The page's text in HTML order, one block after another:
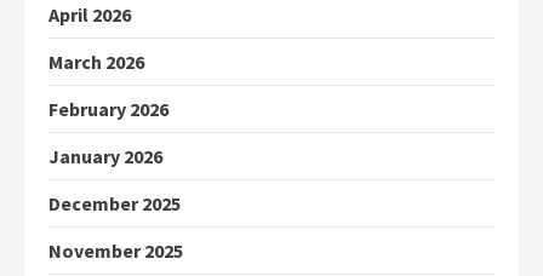
April 2026
March 2026
February 2026
January 2026
December 2025
November 2025